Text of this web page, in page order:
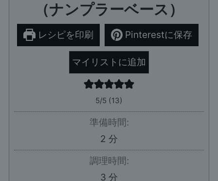
（ナンプラーベース）
レシピを印刷 Pinterestに保存
マイリストに追加
5/5 (13)
準備時間:
2 分
分
調理時間:
3 分
分